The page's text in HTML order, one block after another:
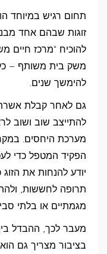
תחום רגיש במיוחד
זוגות שבהם אחד
להוכיח "מרכז חיים
משק בית משותף – כל
להימשך שנים.
גם לאחר קבלת אשרת
להתייצב שוב ושוב
מערכת היחסים.
הפקיד המטפל כדי
יודע להנחות את
תרופה לחששות,
מגמתיים או בלתי
מעבר לכך, ההבדל בין
בציבור מצריך גם